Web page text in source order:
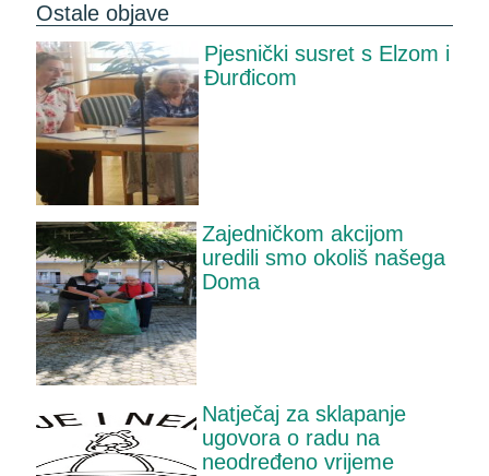
Ostale objave
Pjesnički susret s Elzom i
Đurđicom
Zajedničkom akcijom
uredili smo okoliš našega
Doma
Natječaj za sklapanje
ugovora o radu na
neodređeno vrijeme